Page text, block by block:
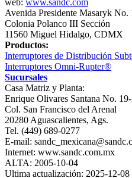
Avenida Presidente Masaryk
Colonia Polanco III Sección
11560 Miguel Hidalgo, CDMX
Productos:
Interruptores de Distribución
Interruptores Omni‐Rupter®
Sucursales
Casa Matriz y Planta:
Enrique Olivares Santana No.
Col. San Francisco del Arenal
20280 Aguascalientes, Ags.
Tel. (449) 689-0277
E-mail:
Internet: www.sandc.com.mx
ALTA: 2005-10-04
Ultima actualización: 2025-12-08